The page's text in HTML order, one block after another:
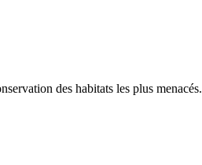
des habitats les plus menacés.